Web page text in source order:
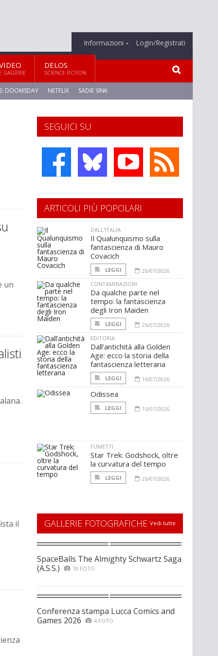
Informazioni Login/Registrati
GALLERIE
DELOS
SCIENCE FICTION
DOOMSDAY NETFLIX SADIE SINK
un
il
SEGUICI SU
ARTICOLI PIÙ POPOLARI
DALL'ITALIA
Il Qualunquismo sulla
fantascienza di Mauro
Covacich
LEGGI
26/07/2026
CONTAMINAZIONI
Da qualche parte nel
tempo: la fantascienza
degli Iron Maiden
LEGGI
26/07/2026
EDITORIA
Dall’antichità alla Golden
Age: ecco la storia della
fantascienza letteraria
LEGGI 16/07/2026
Odissea
LEGGI 15/07/2026
FUMETTI
Star Trek: Godshock, oltre
la curvatura del tempo
LEGGI 26/07/2026
GALLERIE FOTOGRAFICHE Vedi tutte
SpaceBalls The Almighty Schwartz Saga
(A.S.S.)
10 FOTO
Conferenza stampa Lucca Comics and
Games 2026
4 FOTO